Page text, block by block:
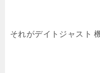
それがデイトジャスト